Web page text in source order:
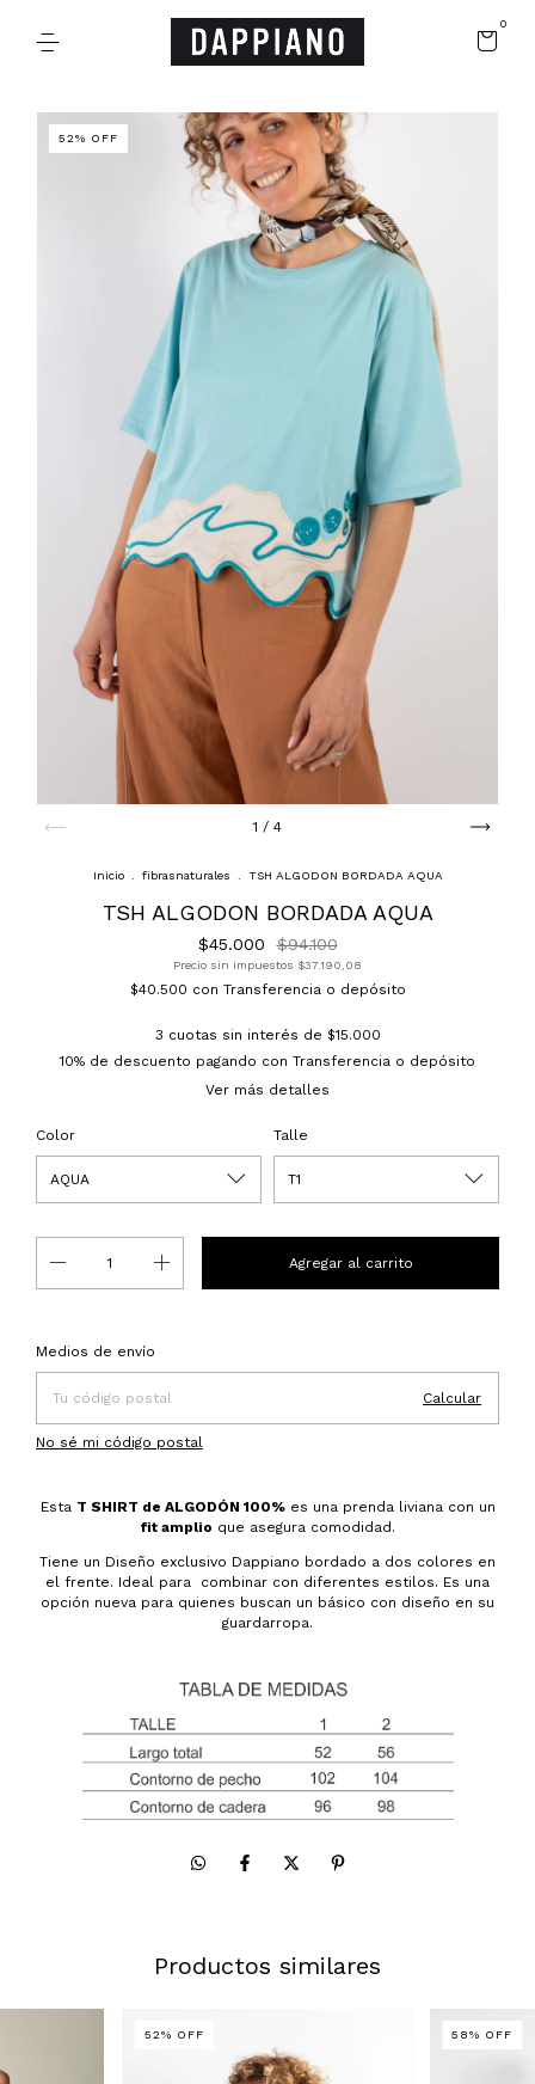
0
52% OFF
1 / 4
Inicio fibrasnaturales TSH ALGODON BORDADA AQUA
TSH ALGODON BORDADA AQUA
$45.000 $94.100
Precio sin impuestos $37.190,08
$40.500 con Transferencia o depósito
3 cuotas sin interés de $15.000
10% de descuento pagando con Transferencia o depósito
Ver más detalles
Color Talle
Entregas para el CP:
Medios de envío
Calcular
No sé mi código postal
Esta T SHIRT de ALGODÓN 100%es una prenda liviana con un
fit amplio que asegura comodidad.
Tiene un Diseño exclusivo Dappiano bordado a dos colores en
el frente. Ideal para combinar con diferentes estilos. Es una
opción nueva para quienes buscan un básico con diseño en su
guardarropa.
Productos similares
52% OFF 58% OFF